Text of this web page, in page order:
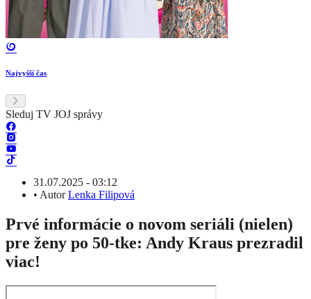
Najvyšší čas
Sleduj TV JOJ správy
31.07.2025 - 03:12
• AutorLenka Filipová
Prvé informácie o novom seriáli (nielen)
pre ženy po 50-tke: Andy Kraus prezradil
viac!